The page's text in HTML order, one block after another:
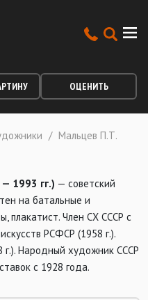
ОЦЕНИТЬ
/ Мальцев П.Т.
1993 гг.) — советский
на батальные и
плакатист. Член СХ СССР с
РСФСР (1958 г.).
Народный художник СССР
с 1928 года.